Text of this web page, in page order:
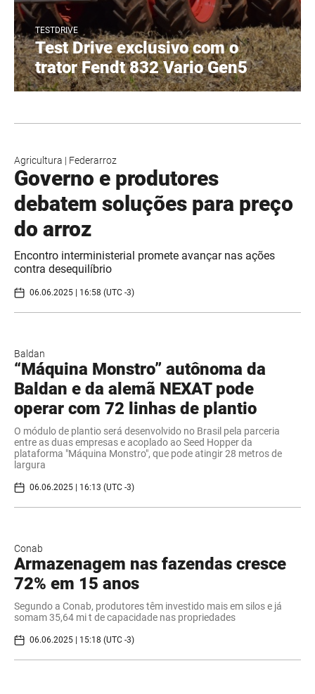
TESTDRIVE
Test Drive exclusivo com o
trator Fendt 832 Vario Gen5
Agricultura | Federarroz
Governo e produtores
debatem soluções para preço
do arroz
Encontro interministerial promete avançar nas ações
contra desequilíbrio
06.06.2025 | 16:58 (UTC -3)
Baldan
“Máquina Monstro” autônoma da
Baldan e da alemã NEXAT pode
operar com 72 linhas de plantio
O módulo de plantio será desenvolvido no Brasil pela parceria
entre as duas empresas e acoplado ao Seed Hopper da
plataforma "Máquina Monstro", que pode atingir 28 metros de
largura
06.06.2025 | 16:13 (UTC -3)
Conab
Armazenagem nas fazendas cresce
72% em 15 anos
Segundo a Conab, produtores têm investido mais em silos e já
somam 35,64 mi t de capacidade nas propriedades
06.06.2025 | 15:18 (UTC -3)